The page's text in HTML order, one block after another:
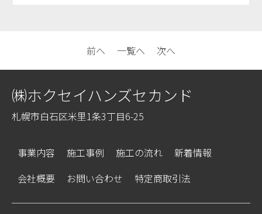
前へ 一覧へ 次へ
㈱ホクセイハンズセカンド
札幌市白石区米里1条3丁目6-25
事業内容 施工事例 施工の流れ
新着情報
会社概要
お問い合わせ 特定商取引法